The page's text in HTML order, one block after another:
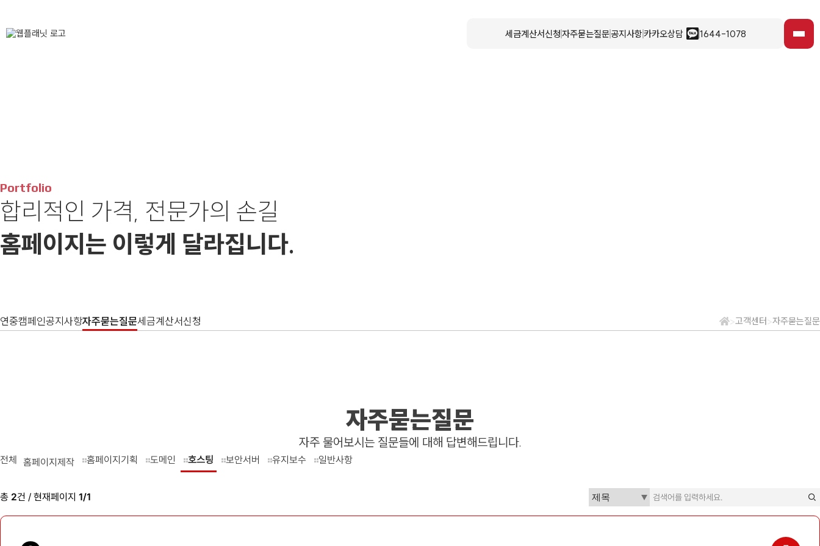
닫기 세금계산서신청자주묻는질문공지사항카카오상담 1644-1078
Portfolio
합리적인 가격, 전문가의 손길
홈페이지는 이렇게 달라집니다.
연중캠페인공지사항자주묻는질문세금계산서신청 고객센터 자주묻는질문
자주묻는질문
자주 물어보시는 질문들에 대해 답변해드립니다.
전체 홈페이지제작 홈페이지기획 도메인 호스팅 보안서버 유지보수 일반사항
총 2건 / 현재페이지 1/1